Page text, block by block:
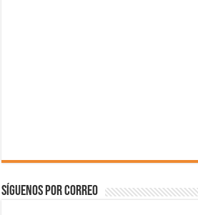
Síguenos por correo